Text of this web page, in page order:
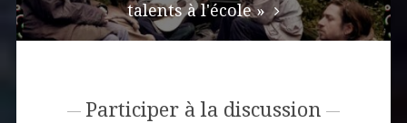
talents à l'école »
Participer à la discussion